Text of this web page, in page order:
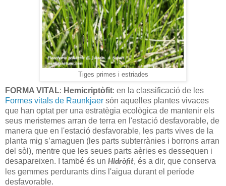
Tiges primes i estriades
FORMA VITAL: Hemicriptòfit: en la classificació de les
Formes vitals de Raunkjaer són aquelles plantes vivaces
que han optat per una estratègia ecològica de mantenir els
seus meristemes arran de terra en l'estació desfavorable, de
manera que en l'estació desfavorable, les parts vives de la
planta mig s’amaguen (les parts subterrànies i borrons arran
del sòl), mentre que les seues parts aèries es dessequen i
desapareixen. I també és un Hidròfit, és a dir, que conserva
les gemmes perdurants dins l'aigua durant el període
desfavorable.